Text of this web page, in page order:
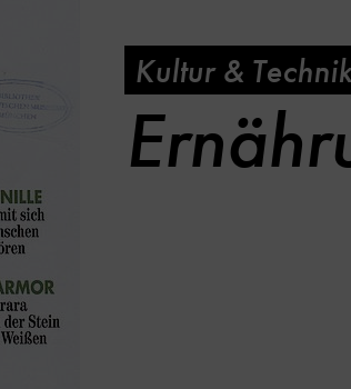
Kultur & Technik